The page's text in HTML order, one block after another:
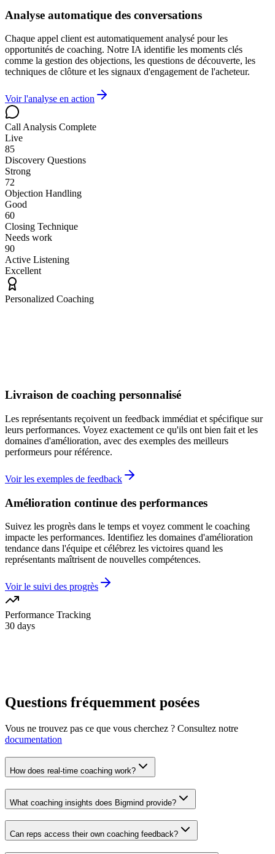
Analyse automatique des conversations
Chaque appel client est automatiquement analysé pour les
opportunités de coaching. Notre IA identifie les moments clés
comme la gestion des objections, les questions de découverte, les
techniques de clôture et les signaux d'engagement de l'acheteur.
Voir l'analyse en action
Call Analysis Complete
Live
85
Discovery Questions
Strong
72
Objection Handling
Good
60
Closing Technique
Needs work
90
Active Listening
Excellent
Personalized Coaching
Livraison de coaching personnalisé
Les représentants reçoivent un feedback immédiat et spécifique sur
leurs performances. Voyez exactement ce qu'ils ont bien fait et les
domaines d'amélioration, avec des exemples des meilleurs
performeurs pour référence.
Voir les exemples de feedback
Amélioration continue des performances
Suivez les progrès dans le temps et voyez comment le coaching
impacte les performances. Identifiez les domaines d'amélioration
tendance dans l'équipe et célébrez les victoires quand les
représentants maîtrisent de nouvelles compétences.
Voir le suivi des progrès
Performance Tracking
30 days
Questions fréquemment posées
Vous ne trouvez pas ce que vous cherchez ? Consultez notre
documentation
How does real-time coaching work?
What coaching insights does Bigmind provide?
Can reps access their own coaching feedback?